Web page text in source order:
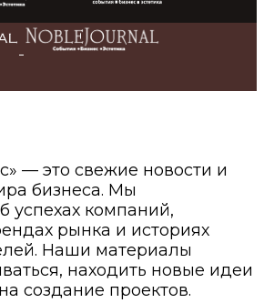
— это свежие новости и
бизнеса. Мы
успехах компаний,
рынка и историях
Наши материалы
находить новые идеи
создание проектов.